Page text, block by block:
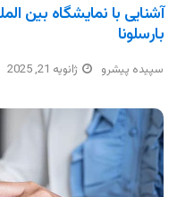
بارسلونا
سپیده پیشرو ژانویه 21, 2025